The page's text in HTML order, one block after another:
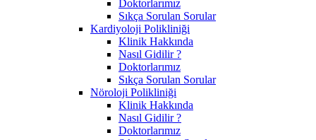
Doktorlarımız
Sıkça Sorulan Sorular
Kardiyoloji Polikliniği
Klinik Hakkında
Nasıl Gidilir ?
Doktorlarımız
Sıkça Sorulan Sorular
Nöroloji Polikliniği
Klinik Hakkında
Nasıl Gidilir ?
Doktorlarımız